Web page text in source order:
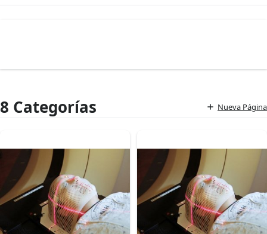
8 Categorías Nueva Página